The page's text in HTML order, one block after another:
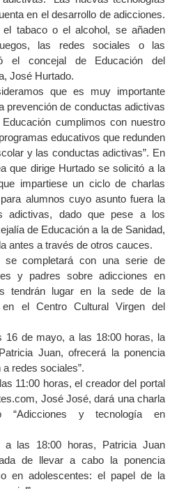
en el desarrollo de adicciones.
tabaco o el alcohol, se añaden
las redes sociales o las
el concejal de Educación del
José Hurtado.
que es muy importante
prevención de conductas adictivas
cumplimos con nuestro
educativos que redunden
y las conductas adictivas”. En
que dirige Hurtado se solicitó a la
impartiese un ciclo de charlas
alumnos cuyo asunto fuera la
adictivas, dado que pese a los
de Educación a la de Sanidad,
antes a través de otros cauces.
se completará con una serie de
y padres sobre adicciones en
tendrán lugar en la sede de la
en el Centro Cultural Virgen del
16 de mayo, a las 18:00 horas, la
Juan, ofrecerá la ponencia
redes sociales”.
11:00 horas, el creador del portal
José José, dará una charla
y tecnología en
las 18:00 horas, Patricia Juan
de llevar a cabo la ponencia
en adolescentes: el papel de la